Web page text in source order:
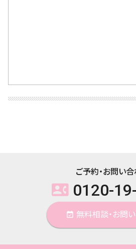
ご予約・お問い
contact_phone 0120-
event_available 無料相談・お問